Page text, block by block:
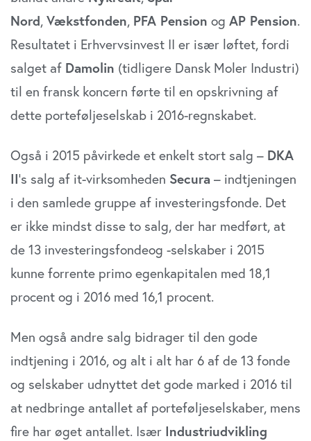
Nord, Vækstfonden, PFA Pension og AP Pension.
Resultatet i Erhvervsinvest II er især løftet, fordi
salget af Damolin (tidligere Dansk Moler Industri)
til en fransk koncern førte til en opskrivning af
dette porteføljeselskab i 2016-regnskabet.
Også i 2015 påvirkede et enkelt stort salg – DKA
II’s salg af it-virksomheden Secura – indtjeningen
i den samlede gruppe af investeringsfonde. Det
er ikke mindst disse to salg, der har medført, at
de 13 investeringsfondeog -selskaber i 2015
kunne forrente primo egenkapitalen med 18,1
procent og i 2016 med 16,1 procent.
Men også andre salg bidrager til den gode
indtjening i 2016, og alt i alt har 6 af de 13 fonde
og selskaber udnyttet det gode marked i 2016 til
at nedbringe antallet af porteføljeselskaber, mens
fire har øget antallet. Især Industriudvikling